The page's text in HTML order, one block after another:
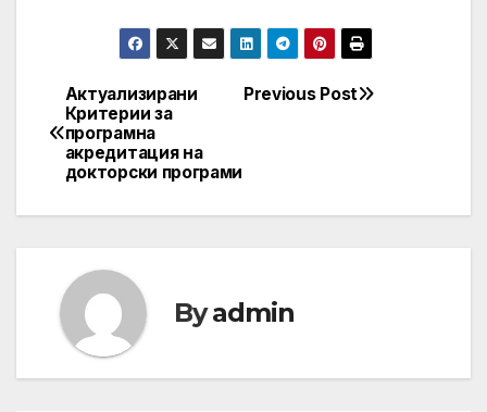
Post
navigation
Previous Post
Актуализирани
Критерии за
програмна
акредитация на
докторски програми
Byadmin